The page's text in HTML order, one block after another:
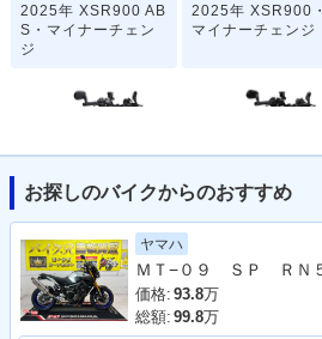
2025年 XSR900 AB
S・マイナーチェン
ジ
2025年 XSR900・
マイナーチェンジ
2022年 XSR900 AB
S・フルモデルチェ
ンジ
お探しのバイクからのおすすめ
ヤマハ
価格: 93.8万
総額: 99.8万